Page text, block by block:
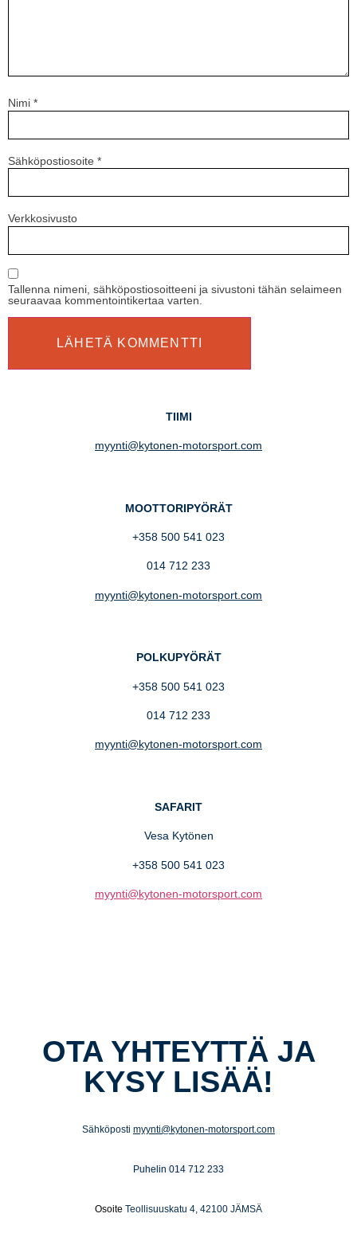
Nimi *
Sähköpostiosoite *
Verkkosivusto
Tallenna nimeni, sähköpostiosoitteeni ja sivustoni tähän selaimeen
seuraavaa kommentointikertaa varten.
TIIMI
myynti@kytonen-motorsport.com
MOOTTORIPYÖRÄT
+358 500 541 023
014 712 233
myynti@kytonen-motorsport.com
POLKUPYÖRÄT
+358 500 541 023
014 712 233
myynti@kytonen-motorsport.com
SAFARIT
Vesa Kytönen
+358 500 541 023
myynti@kytonen-motorsport.com
OTA YHTEYTTÄ JA
KYSY LISÄÄ!
Sähköposti myynti@kytonen-motorsport.com
Puhelin 014 712 233
Osoite Teollisuuskatu 4, 42100 JÄMSÄ